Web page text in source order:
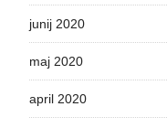
junij 2020
maj 2020
april 2020